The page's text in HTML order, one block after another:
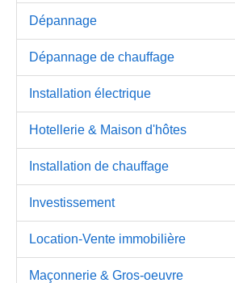
Dépannage
Dépannage de chauffage
Installation électrique
Hotellerie & Maison d'hôtes
Installation de chauffage
Investissement
Location-Vente immobilière
Maçonnerie & Gros-oeuvre